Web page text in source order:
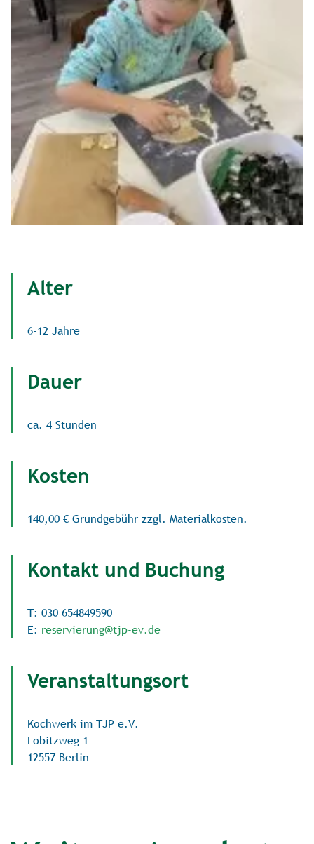
Alter
6-12 Jahre
Dauer
ca. 4 Stunden
Kosten
140,00 € Grundgebühr zzgl. Materialkosten.
Kontakt und Buchung
T: 030 654849590
E: reservierung@tjp-ev.de
Veranstaltungsort
Kochwerk im TJP e.V.
Lobitzweg 1
12557 Berlin